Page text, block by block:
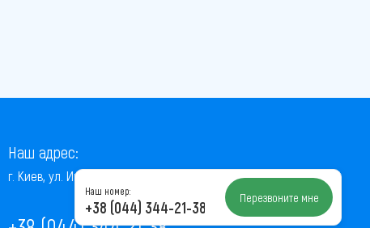
Наш адрес:
г. Киев, ул. Институтская, 22/7, оф. 41
Наш номер:
+38 (044) 344-21-38 Перезвоните мне